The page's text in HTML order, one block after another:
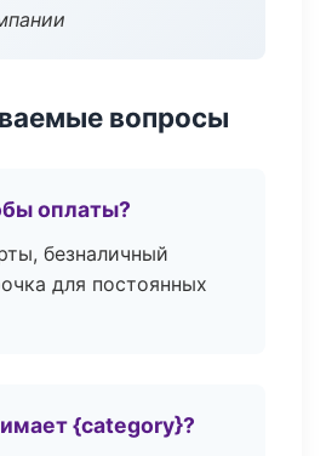
вопросы
оплаты?
безналичный
для постоянных
{category}?